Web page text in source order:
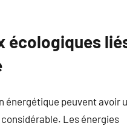
écologiques
énergétique peuvent avoir
Les énergies